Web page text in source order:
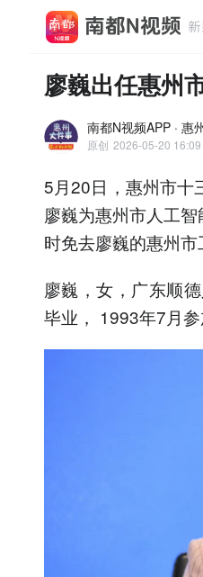
廖巍出任惠州
南都N视频APP · 惠
原创 2026-05-20 16:09
5月20日，惠州市十
廖巍为惠州市人工
时免去廖巍的惠州市
廖巍，女，广东顺
毕业， 1993年7月参